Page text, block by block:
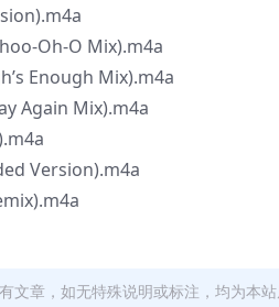
Oh-O Mix).m4a
Enough Mix).m4a
Again Mix).m4a
Version).m4a
文章，如无特殊说明或标注，均为本